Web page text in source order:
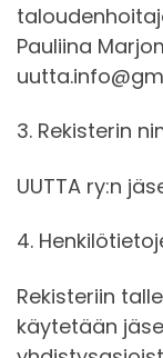
Pauliina
3. Rekisterin
UUTTA ry:n
4.
Rekisteriin
käytetään